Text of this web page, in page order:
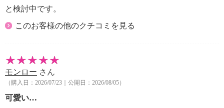
と検討中です。
このお客様の他のクチコミを見る
モンロー さん
（購入日：2026/07/23｜公開日：2026/08/05）
可愛い…